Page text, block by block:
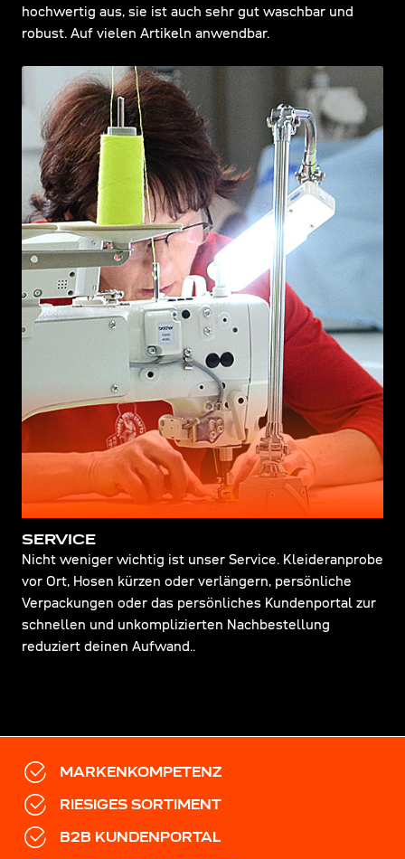
hochwertig aus, sie ist auch sehr gut waschbar und
robust. Auf vielen Artikeln anwendbar.
SERVICE
Nicht weniger wichtig ist unser Service. Kleideranprobe
vor Ort, Hosen kürzen oder verlängern, persönliche
Verpackungen oder das persönliches Kundenportal zur
schnellen und unkomplizierten Nachbestellung
reduziert deinen Aufwand..
MARKENKOMPETENZ
RIESIGES SORTIMENT
B2B KUNDENPORTAL